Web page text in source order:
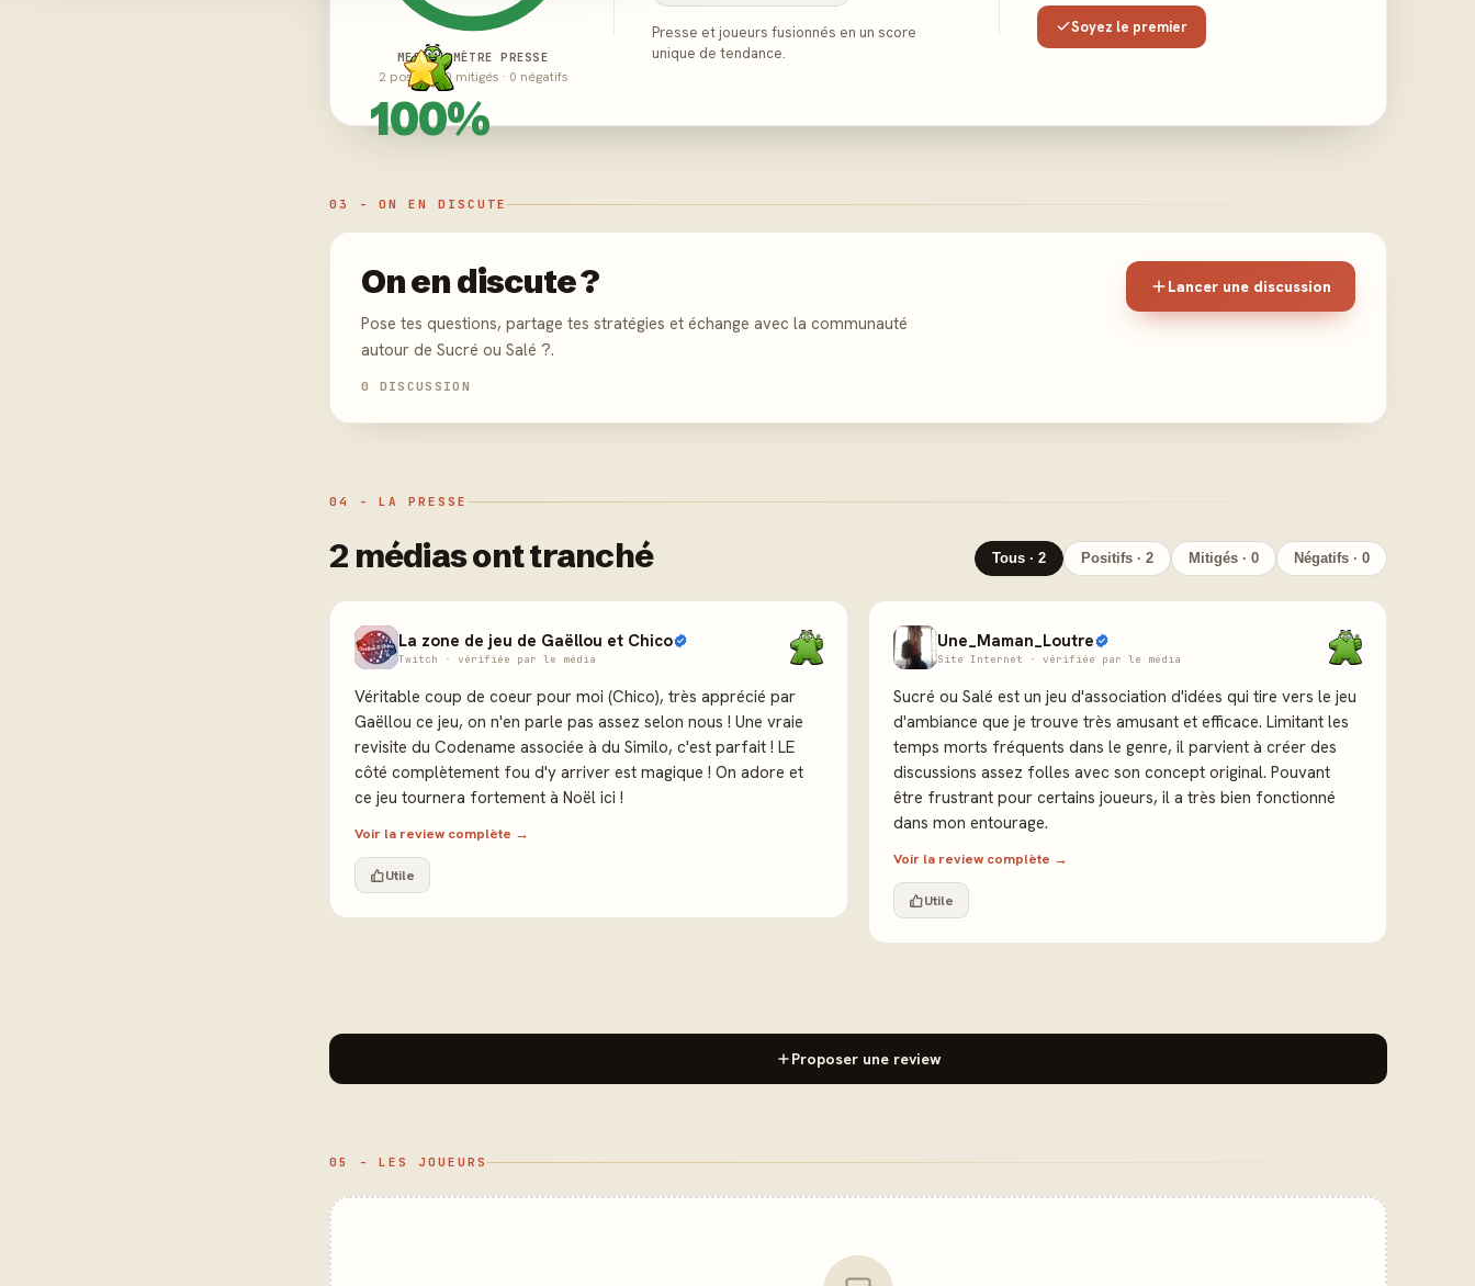
100%
MEEPLE-MÈTRE PRESSE
2 positifs · 0 mitigés · 0 négatifs
Presse et joueurs fusionnés en un score
unique de tendance.
Soyez le premier
03 - ON EN DISCUTE
On en discute ?
Pose tes questions, partage tes stratégies et échange avec la communauté
autour de Sucré ou Salé ?.
0 DISCUSSION
Lancer une discussion
04 - LA PRESSE
2 médias ont tranché Tous · 2 Positifs · 2 Mitigés · 0 Négatifs · 0
La zone de jeu de Gaëllou et Chico
Twitch · vérifiée par le média
Véritable coup de coeur pour moi (Chico), très apprécié par
Gaëllou ce jeu, on n'en parle pas assez selon nous ! Une vraie
revisite du Codename associée à du Similo, c'est parfait ! LE
côté complètement fou d'y arriver est magique ! On adore et
ce jeu tournera fortement à Noël ici !
Voir la review complète →
Utile
Une_Maman_Loutre
Site Internet · vérifiée par le média
Sucré ou Salé est un jeu d'association d'idées qui tire vers le jeu
d'ambiance que je trouve très amusant et efficace. Limitant les
temps morts fréquents dans le genre, il parvient à créer des
discussions assez folles avec son concept original. Pouvant
être frustrant pour certains joueurs, il a très bien fonctionné
dans mon entourage.
Voir la review complète →
Utile
Proposer une review
05 - LES JOUEURS